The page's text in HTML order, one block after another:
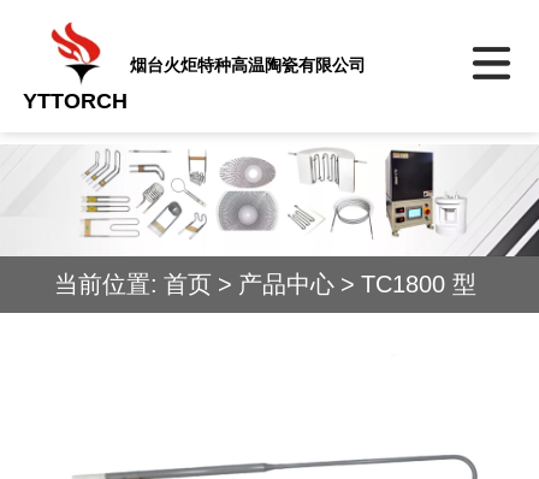
YTTORCH
烟台火炬特种高温陶瓷有限公司
当前位置: 首页 > 产品中心 > TC1800 型